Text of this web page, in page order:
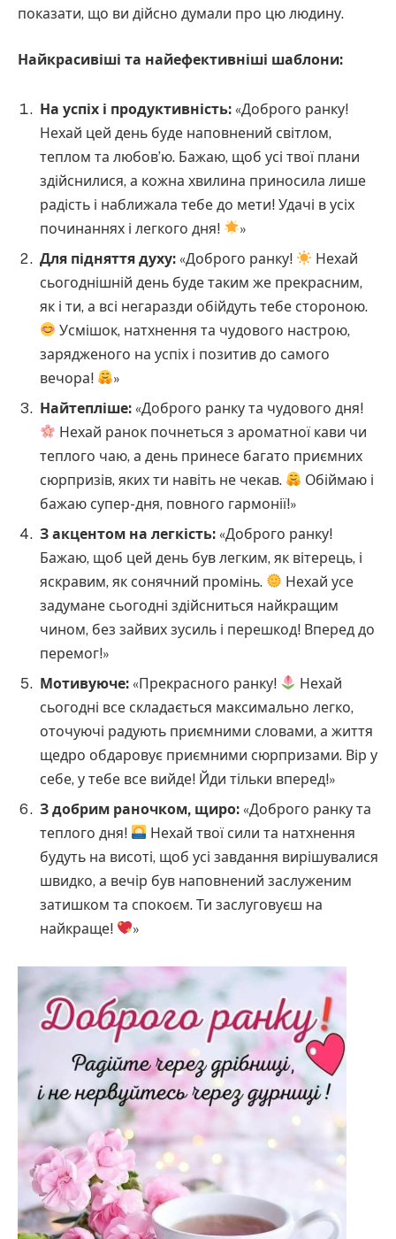
показати, що ви дійсно думали про цю людину.
Найкрасивіші та найефективніші шаблони:
На успіх і продуктивність: «Доброго ранку!
Нехай цей день буде наповнений світлом,
теплом та любов’ю. Бажаю, щоб усі твої плани
здійснилися, а кожна хвилина приносила лише
радість і наближала тебе до мети! Удачі в усіх
починаннях і легкого дня!
»
Для підняття духу: «Доброго ранку!
Нехай
сьогоднішній день буде таким же прекрасним,
як і ти, а всі негаразди обійдуть тебе стороною.
Усмішок, натхнення та чудового настрою,
зарядженого на успіх і позитив до самого
вечора!
»
Найтепліше: «Доброго ранку та чудового дня!
Нехай ранок почнеться з ароматної кави чи
теплого чаю, а день принесе багато приємних
сюрпризів, яких ти навіть не чекав.
Обіймаю і
бажаю супер-дня, повного гармонії!»
З акцентом на легкість: «Доброго ранку!
Бажаю, щоб цей день був легким, як вітерець, і
яскравим, як сонячний промінь.
Нехай усе
задумане сьогодні здійсниться найкращим
чином, без зайвих зусиль і перешкод! Вперед до
перемог!»
Мотивуюче: «Прекрасного ранку!
Нехай
сьогодні все складається максимально легко,
оточуючі радують приємними словами, а життя
щедро обдаровує приємними сюрпризами. Вір у
себе, у тебе все вийде! Йди тільки вперед!»
З добрим раночком, щиро: «Доброго ранку та
теплого дня!
Нехай твої сили та натхнення
будуть на висоті, щоб усі завдання вирішувалися
швидко, а вечір був наповнений заслуженим
затишком та спокоєм. Ти заслуговуєш на
найкраще!
»